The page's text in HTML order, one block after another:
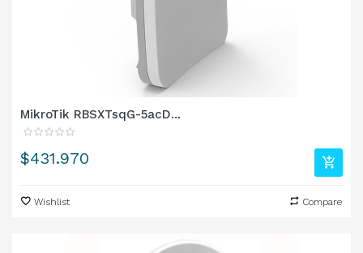
MikroTik RBSXTsqG-5acD...
Precio
$431.970
Wishlist Compare